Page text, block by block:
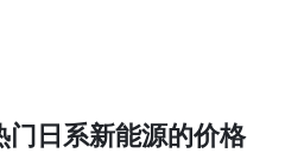
门日系新能源的价格